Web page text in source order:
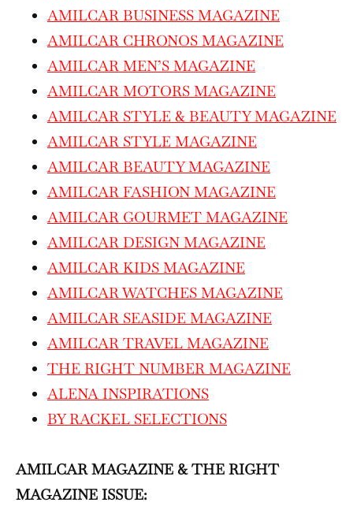
AMILCAR BUSINESS MAGAZINE
AMILCAR CHRONOS MAGAZINE
AMILCAR MEN’S MAGAZINE
AMILCAR MOTORS MAGAZINE
AMILCAR STYLE & BEAUTY MAGAZINE
AMILCAR STYLE MAGAZINE
AMILCAR BEAUTY MAGAZINE
AMILCAR FASHION MAGAZINE
AMILCAR GOURMET MAGAZINE
AMILCAR DESIGN MAGAZINE
AMILCAR KIDS MAGAZINE
AMILCAR WATCHES MAGAZINE
AMILCAR SEASIDE MAGAZINE
AMILCAR TRAVEL MAGAZINE
THE RIGHT NUMBER MAGAZINE
ALENA INSPIRATIONS
BY RACKEL SELECTIONS
AMILCAR MAGAZINE & THE RIGHT
MAGAZINE ISSUE: